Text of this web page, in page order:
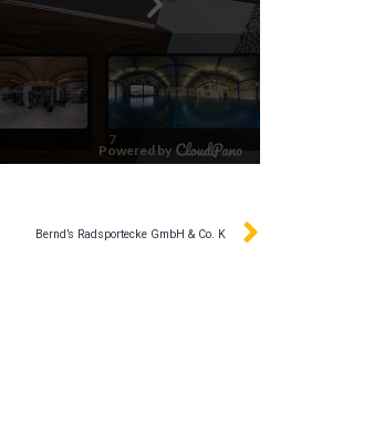
Bernd’s Radsportecke GmbH & Co. K